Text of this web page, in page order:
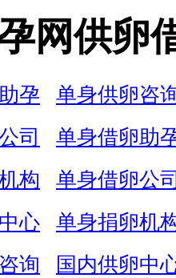
网供卵
孕 单身供卵咨
司
单身借卵助
构
单身借卵公司
心
单身捐卵机
询
国内供卵中